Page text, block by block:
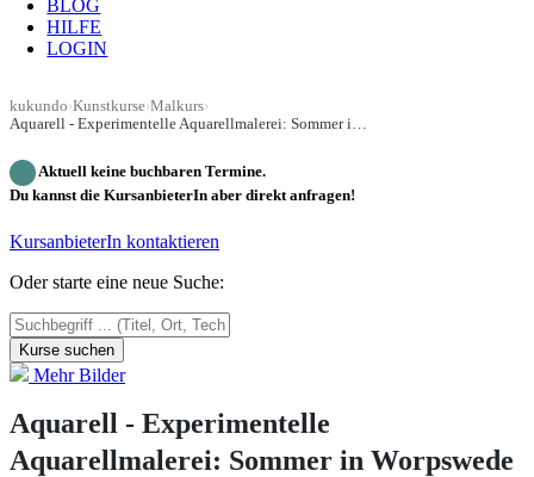
BLOG
HILFE
LOGIN
kukundo›Kunstkurse›Malkurs›
Aquarell - Experimentelle Aquarellmalerei: Sommer in Worpswede
Aktuell keine buchbaren Termine.
Du kannst die KursanbieterIn aber direkt anfragen!
KursanbieterIn kontaktieren
Oder starte eine neue Suche:
Kurse suchen
Mehr Bilder
Aquarell - Experimentelle
Aquarellmalerei: Sommer in Worpswede